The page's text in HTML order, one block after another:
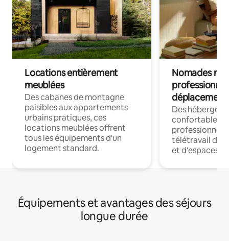
Locations entièrement
meublées
Des cabanes de montagne
paisibles aux appartements
urbains pratiques, ces
locations meublées offrent
tous les équipements d'un
logement standard.
Nomades
déplacement
Des
confortables
professionnels
télétravail
et d'espaces
Équipements et avantages des séjours
longue durée